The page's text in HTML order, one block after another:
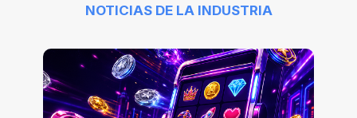
NOTICIAS DE LA INDUSTRIA